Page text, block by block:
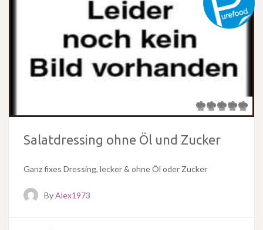
Salatdressing ohne Öl und Zucker
Ganz fixes Dressing, lecker & ohne Öl oder Zucker
ByAlex1973